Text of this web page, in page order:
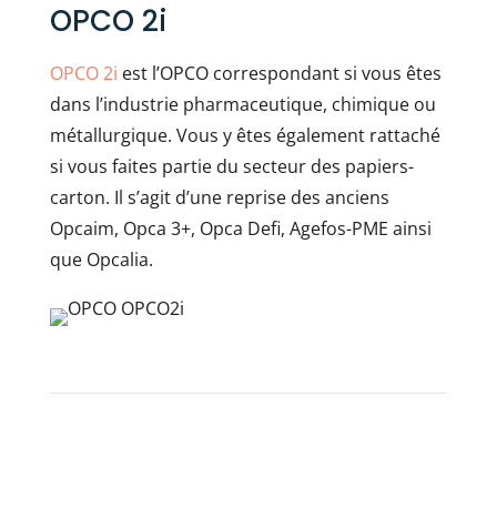
OPCO 2i
OPCO 2i est l’OPCO correspondant si vous êtes
dans l’industrie pharmaceutique, chimique ou
métallurgique. Vous y êtes également rattaché
si vous faites partie du secteur des papiers-
carton. Il s’agit d’une reprise des anciens
Opcaim, Opca 3+, Opca Defi, Agefos-PME ainsi
que Opcalia.